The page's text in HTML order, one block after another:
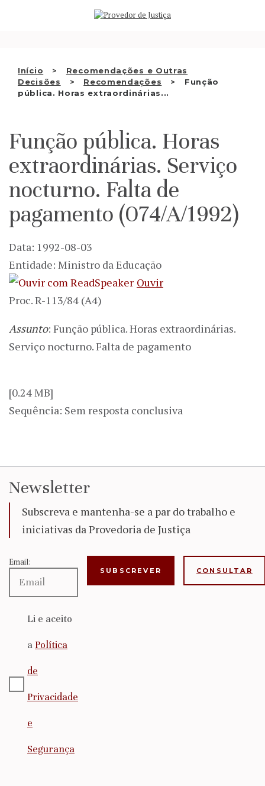
Início
Recomendações e Outras
Decisões
Recomendações
Função
pública. Horas extraordinárias...
QUEM SOMOS
RECOMENDAÇÕES E OUTRAS
DECISÕES
APRESENTAR QUEIXA
PT
Função pública. Horas
extraordinárias. Serviço
nocturno. Falta de
pagamento (074/A/1992)
Data: 1992-08-03
Entidade: Ministro da Educação
Ouvir
Proc. R-113/84 (A4)
Assunto: Função pública. Horas extraordinárias.
Serviço nocturno. Falta de pagamento
[0.24 MB]
Sequência: Sem resposta conclusiva
Newsletter
Subscreva e mantenha-se a par do trabalho e
iniciativas da Provedoria de Justiça
Email:
Li e aceito
a Política
de
Privacidade
e
Segurança
CONSULTAR